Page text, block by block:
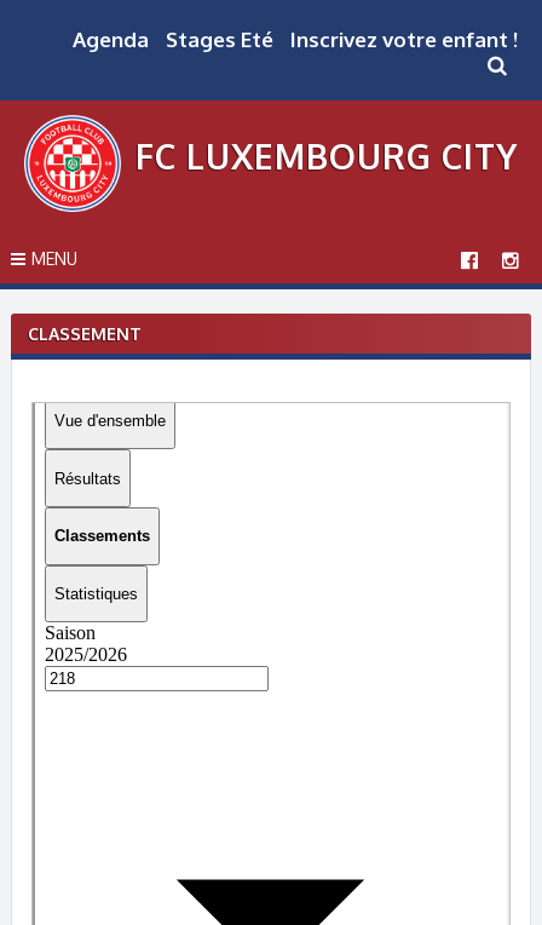
Agenda Stages Eté Inscrivez votre enfant !
FC LUXEMBOURG CITY
MENU
CLASSEMENT